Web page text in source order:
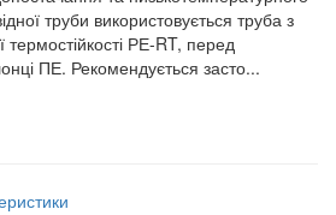
труби використовується труба з
термостійкості РЕ-RT, перед
ПЕ. Рекомендується засто...